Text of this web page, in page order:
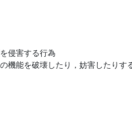
侵害する行為
機能を破壊したり，妨害したりす